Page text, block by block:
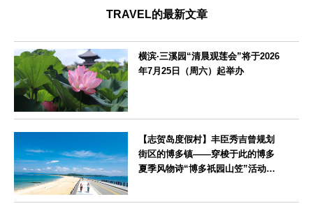
TRAVEL的最新文章
横滨·三溪园“清晨观莲会”将于2026
年7月25日（周六）起举办
【志贺岛度假村】丰臣秀吉曾规划
街区的博多镇——穿梭于此的博多
夏季风物诗“博多祇园山笠”活动期